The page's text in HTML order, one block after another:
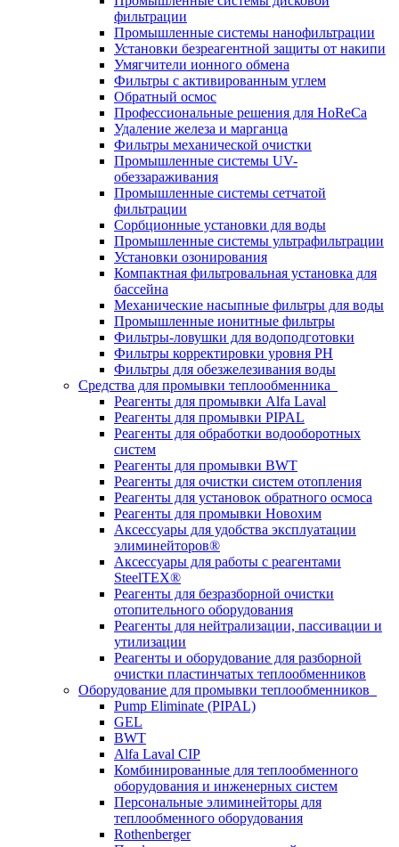
фильтрации
Промышленные системы нанофильтрации
Установки безреагентной защиты от накипи
Умягчители ионного обмена
Фильтры с активированным углем
Обратный осмос
Профессиональные решения для HoReCa
Удаление железа и марганца
Фильтры механической очистки
Промышленные системы UV-
обеззараживания
Промышленные системы сетчатой
фильтрации
Сорбционные установки для воды
Промышленные системы ультрафильтрации
Установки озонирования
Компактная фильтровальная установка для
бассейна
Механические насыпные фильтры для воды
Промышленные ионитные фильтры
Фильтры-ловушки для водоподготовки
Фильтры корректировки уровня PH
Фильтры для обезжелезивания воды
Средства для промывки теплообменника
Реагенты для промывки Alfa Laval
Реагенты для промывки PIPAL
Реагенты для обработки водооборотных
систем
Реагенты для промывки BWT
Реагенты для очистки систем отопления
Реагенты для установок обратного осмоса
Реагенты для промывки Новохим
Аксессуары для удобства эксплуатации
элиминейторов®
Аксессуары для работы с реагентами
SteelTEX®
Реагенты для безразборной очистки
отопительного оборудования
Реагенты для нейтрализации, пассивации и
утилизации
Реагенты и оборудование для разборной
очистки пластинчатых теплообменников
Оборудование для промывки теплообменников
Pump Eliminate (PIPAL)
GEL
BWT
Alfa Laval CIP
Комбинированные для теплообменного
оборудования и инженерных систем
Персональные элиминейторы для
теплообменного оборудования
Rothenberger